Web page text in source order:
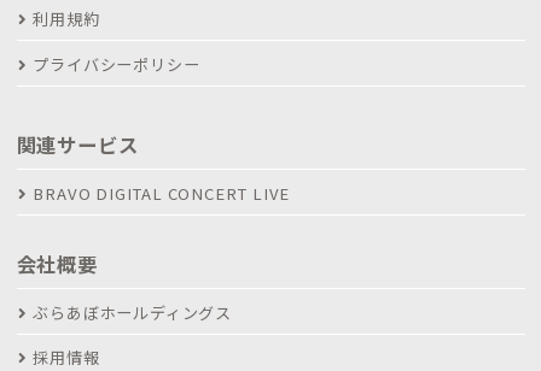
利用規約
プライバシーポリシー
関連サービス
BRAVO DIGITAL CONCERT LIVE
会社概要
ぶらあぼホールディングス
採用情報